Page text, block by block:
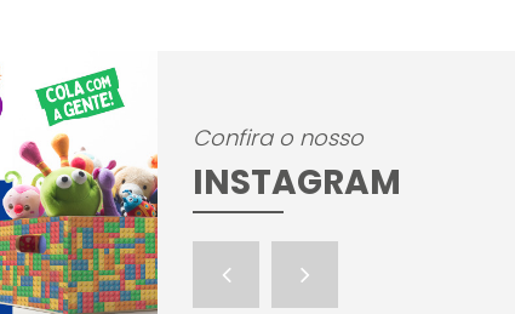
Confira o nosso
INSTAGRAM